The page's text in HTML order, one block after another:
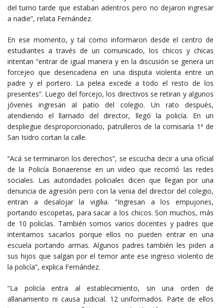
del turno tarde que estaban adentros pero no dejaron ingresar
a nadie”, relata Fernández.
En ese momento, y tal como informaron desde el centro de
estudiantes a través de un comunicado, los chicos y chicas
intentan “entrar de igual manera y en la discusión se genera un
forcejeo que desencadena en una disputa violenta entre un
padre y el portero. La pelea excede a todo el resto de los
presentes”. Luego del forcejo, los directivos se retiran y algunos
jóvenes ingresan al patio del colegio. Un rato después,
atendiendo el llamado del director, llegó la policía. En un
despliegue desproporcionado, patrulleros de la comisaría 1ª de
San Isidro cortan la calle.
“Acá se terminaron los derechos”, se escucha decir a una oficial
de la Policía Bonaerense en un video que recorrió las redes
sociales. Las autoridades policiales dicen que llegan por una
denuncia de agresión pero con la venia del director del colegio,
entran a desalojar la vigilia. “Ingresan a los empujones,
portando escopetas, para sacar a los chicos. Son muchos, más
de 10 policías. También somos varios docentes y padres que
intentamos sacarlos porque ellos no pueden entrar en una
escuela portando armas. Algunos padres también les piden a
sus hijos que salgan por el temor ante ese ingreso violento de
la policía”, explica Fernández.
“La policía entra al establecimiento, sin una orden de
allanamiento ni causa judicial. 12 uniformados. Parte de ellos